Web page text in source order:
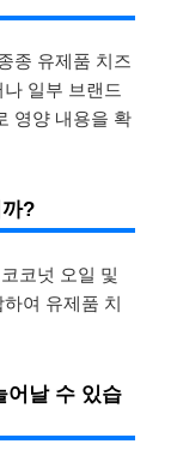
종 유제품 치즈
일부 브랜드
영양 내용을 확
?
코넛 오일 및
여 유제품 치
어날 수 있습